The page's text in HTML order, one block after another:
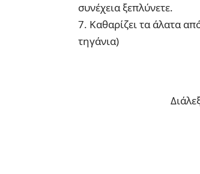
συνέχεια ξεπλύνετε.
7. Καθαρίζει τα άλατα
τηγάνια)